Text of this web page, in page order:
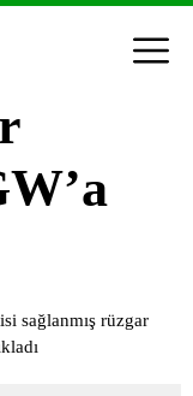
sağlanmış rüzgar